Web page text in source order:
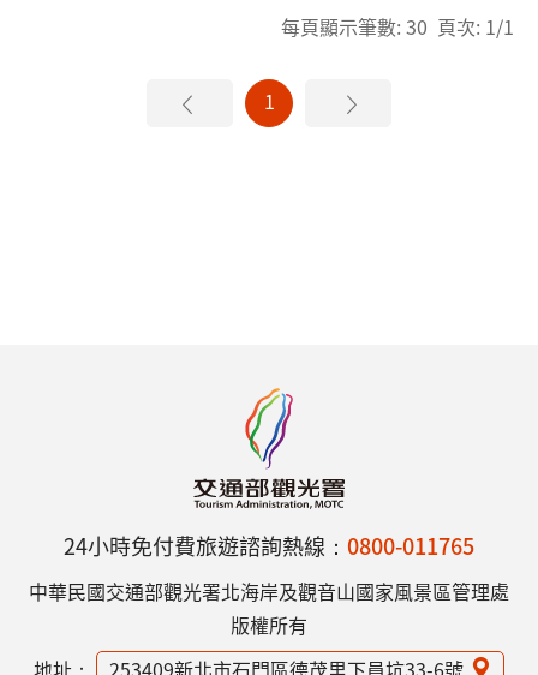
每頁顯示筆數: 30 頁次: 1/1
1
24小時免付費旅遊諮詢熱線： 0800-011765
中華民國交通部觀光署北海岸及觀音山國家風景區管理處
版權所有
地址：
253409新北市石門區德茂里下員坑33-6號